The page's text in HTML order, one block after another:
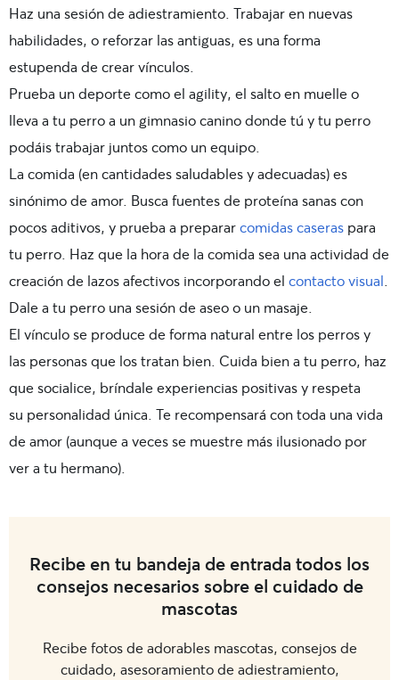
Haz una sesión de adiestramiento. Trabajar en nuevas
habilidades, o reforzar las antiguas, es una forma
estupenda de crear vínculos.
Prueba un deporte como el agility, el salto en muelle o
lleva a tu perro a un gimnasio canino donde tú y tu perro
podáis trabajar juntos como un equipo.
La comida (en cantidades saludables y adecuadas) es
sinónimo de amor. Busca fuentes de proteína sanas con
pocos aditivos, y prueba a prepararcomidas caseras para
tu perro. Haz que la hora de la comida sea una actividad de
creación de lazos afectivos incorporando el contacto visual.
Dale a tu perro una sesión de aseo o un masaje.
El vínculo se produce de forma natural entre los perros y
las personas que los tratan bien. Cuida bien a tu perro, haz
que socialice, bríndale experiencias positivas y respeta
su personalidad única. Te recompensará con toda una vida
de amor (aunque a veces se muestre más ilusionado por
ver a tu hermano).
Recibe en tu bandeja de entrada todos los
consejos necesarios sobre el cuidado de
mascotas
Recibe fotos de adorables mascotas, consejos de
cuidado, asesoramiento de adiestramiento,